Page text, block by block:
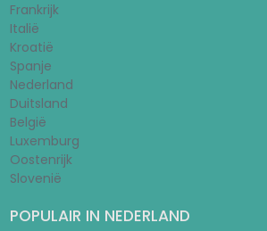
Frankrijk
Italië
Kroatië
Spanje
Nederland
Duitsland
België
Luxemburg
Oostenrijk
Slovenië
POPULAIR IN NEDERLAND